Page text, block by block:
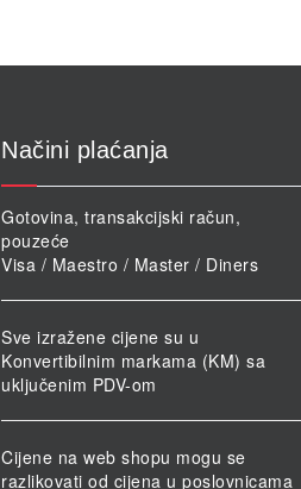
na
Načini plaćanja
Gotovina, transakcijski račun,
pouzeće
Visa / Maestro / Master / Diners
Sve izražene cijene su u
Konvertibilnim markama (KM) sa
uključenim PDV-om
Cijene na web shopu mogu se
razlikovati od cijena u poslovnicama